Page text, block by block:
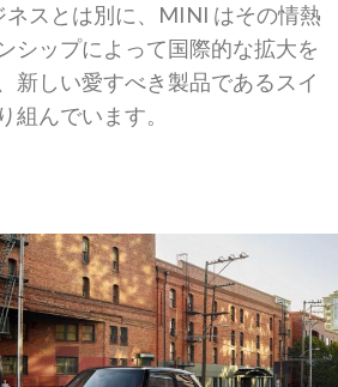
スとは別に、MINI はその情熱
シップによって国際的な拡大を
新しい愛すべき製品であるスイ
組んでいます。